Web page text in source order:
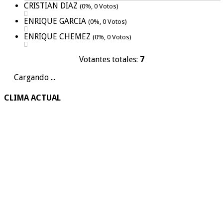
CRISTIAN DIAZ (0%, 0 Votos)
ENRIQUE GARCIA (0%, 0 Votos)
ENRIQUE CHEMEZ (0%, 0 Votos)
Votantes totales: 7
Cargando ...
CLIMA ACTUAL